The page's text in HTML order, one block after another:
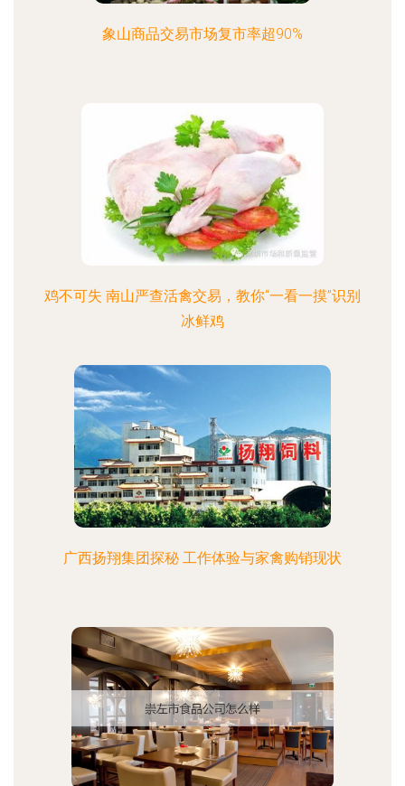
象山商品交易市场复市率超90%
鸡不可失 南山严查活禽交易，教你“一看一摸”识别
冰鲜鸡
广西扬翔集团探秘 工作体验与家禽购销现状